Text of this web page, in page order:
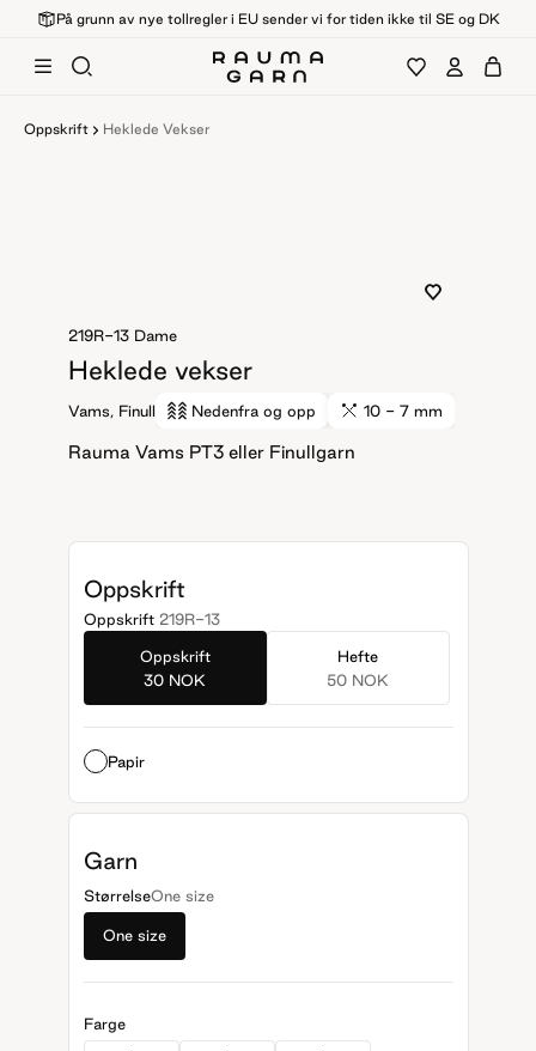
På grunn av nye tollregler i EU sender vi for tiden ikke til SE og DK
Oppskrift Heklede Vekser
219R-13 Dame
Heklede vekser
Vams, Finull Nedenfra og opp 10 - 7 mm
Rauma Vams PT3 eller Finullgarn
Oppskrift
Oppskrift 219R-13
Oppskrift
30 NOK
Hefte
50 NOK
Papir
Garn
StørrelseOne size
One size
Farge